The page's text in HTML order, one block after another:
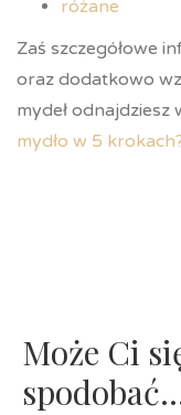
różane
Zaś szczegółowe
oraz dodatkowo
mydeł odnajdziesz
mydło w 5
Może Ci